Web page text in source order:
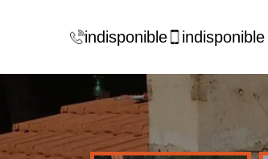
indisponible indisponible